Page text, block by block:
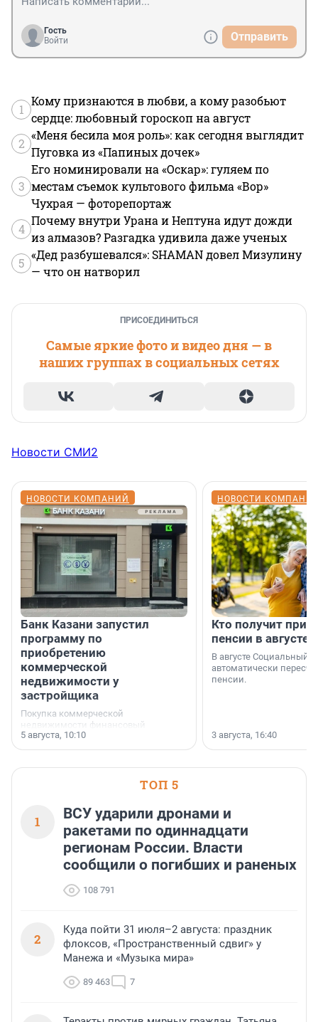
Гость
Войти
Отправить
1
Кому признаются в любви, а кому разобьют
сердце: любовный гороскоп на август
2
«Меня бесила моя роль»: как сегодня выглядит
Пуговка из «Папиных дочек»
3
Его номинировали на «Оскар»: гуляем по
местам съемок культового фильма «Вор»
Чухрая — фоторепортаж
4
Почему внутри Урана и Нептуна идут дожди
из алмазов? Разгадка удивила даже ученых
5
«Дед разбушевался»: SHAMAN довел Мизулину
— что он натворил
ПРИСОЕДИНИТЬСЯ
Самые яркие фото и видео дня — в
наших группах в социальных сетях
Новости СМИ2
НОВОСТИ КОМПАНИЙ
Банк Казани запустил
программу по
приобретению
коммерческой
недвижимости у
застройщика
Покупка коммерческой
недвижимости финансовый
инструмент, доступный для многих
предпринимателей. Будь то новый
или готовый арендный бизнес —
успех сделки зависит от правильного
5 августа, 10:10
НОВОСТИ
Кто получит
пенсии в августе
В августе Социальный
автоматически
пенсии.
3 августа, 16:40
ТОП 5
1
ВСУ ударили дронами и
ракетами по одиннадцати
регионам России. Власти
сообщили о погибших и раненых
108 791
2
Куда пойти 31 июля–2 августа: праздник
флоксов, «Пространственный сдвиг» у
Манежа и «Музыка мира»
89 463 7